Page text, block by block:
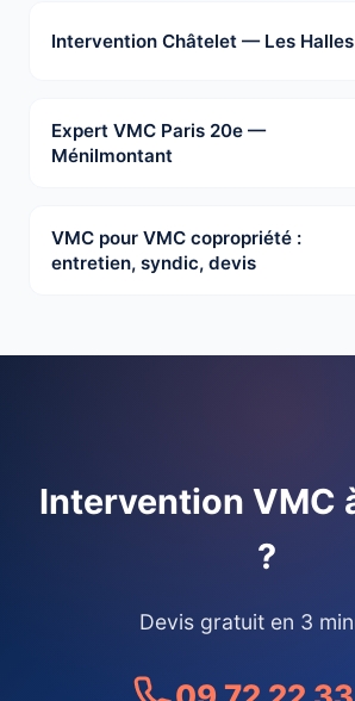
Intervention Châtelet — Les Halles
Expert VMC Paris 20e —
Ménilmontant
VMC pour VMC copropriété :
entretien, syndic, devis
Intervention VMC
?
Devis gratuit en 3